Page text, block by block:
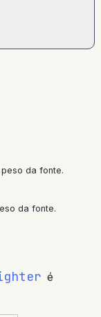
da fonte.
da fonte.
é